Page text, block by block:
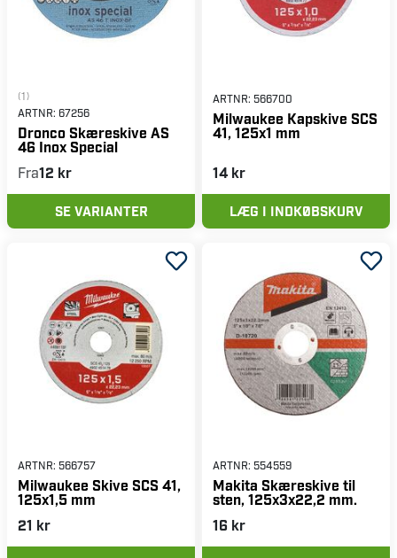
(1)
ARTNR: 67256
Dronco Skæreskive AS
46 Inox Special
Fra12 kr
SE VARIANTER
ARTNR: 566700
Milwaukee Kapskive SCS
41, 125x1 mm
14 kr
LÆG I INDKØBSKURV
ARTNR: 566757
Milwaukee Skive SCS 41,
125x1,5 mm
21 kr
ARTNR: 554559
Makita Skæreskive til
sten, 125x3x22,2 mm.
16 kr